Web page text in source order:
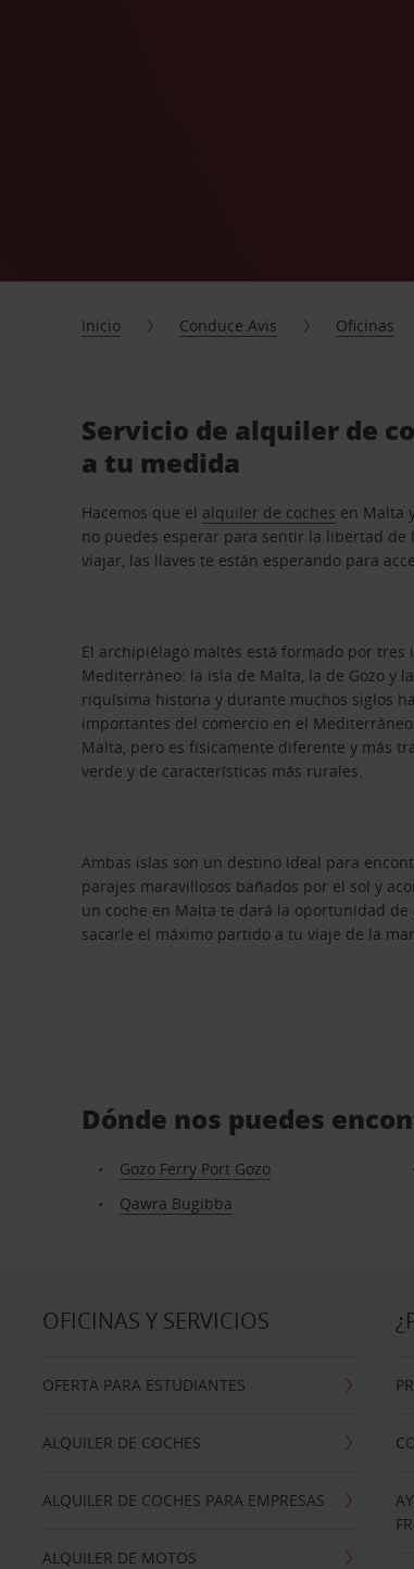
Inicio Conduce Avis Oficinas
Servicio de alquiler de
a tu medida
Hacemos que el alquiler de coches en Malta
no puedes esperar para sentir la libertad de
viajar, las llaves te están esperando para
El archipiélago maltés está formado por
Mediterráneo: la isla de Malta, la de Gozo y
riquísima historia y durante muchos siglos
importantes del comercio en el
Malta, pero es físicamente diferente y más
verde y de características más rurales.
Ambas islas son un destino ideal para
parajes maravillosos bañados por el sol y
un coche en Malta te dará la oportunidad
sacarle el máximo partido a tu viaje de la
Dónde nos puedes
Gozo Ferry Port Gozo
Qawra Bugibba
OFICINAS Y SERVICIOS
OFERTA PARA ESTUDIANTES
ALQUILER DE COCHES
ALQUILER DE COCHES PARA EMPRESAS
ALQUILER DE MOTOS